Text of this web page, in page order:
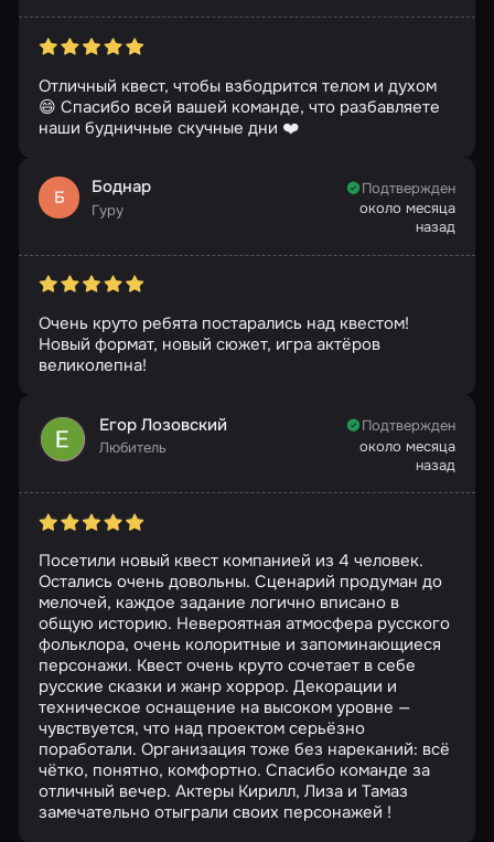
Отличный квест, чтобы взбодрится телом и духом
😄 Спасибо всей вашей команде, что разбавляете
наши будничные скучные дни ❤️
Б Боднар
Гуру
Подтвержден
около месяца
назад
Очень круто ребята постарались над квестом!
Новый формат, новый сюжет, игра актёров
великолепна!
Егор Лозовский
Любитель
Подтвержден
около месяца
назад
Посетили новый квест компанией из 4 человек.
Остались очень довольны. Сценарий продуман до
мелочей, каждое задание логично вписано в
общую историю. Невероятная атмосфера русского
фольклора, очень колоритные и запоминающиеся
персонажи. Квест очень круто сочетает в себе
русские сказки и жанр хоррор. Декорации и
техническое оснащение на высоком уровне —
чувствуется, что над проектом серьёзно
поработали. Организация тоже без нареканий: всё
чётко, понятно, комфортно. Спасибо команде за
отличный вечер. Актеры Кирилл, Лиза и Тамаз
замечательно отыграли своих персонажей !